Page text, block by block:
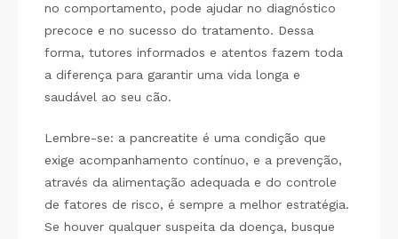
no comportamento, pode ajudar no diagnóstico
precoce e no sucesso do tratamento. Dessa
forma, tutores informados e atentos fazem toda
a diferença para garantir uma vida longa e
saudável ao seu cão.
Lembre-se: a pancreatite é uma condição que
exige acompanhamento contínuo, e a prevenção,
através da alimentação adequada e do controle
de fatores de risco, é sempre a melhor estratégia.
Se houver qualquer suspeita da doença, busque